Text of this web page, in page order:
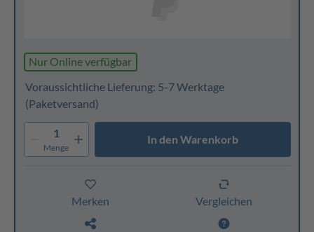
Nur Online verfügbar
Voraussichtliche Lieferung: 5-7 Werktage
(Paketversand)
1
Menge
In den Warenkorb
Merken Vergleichen